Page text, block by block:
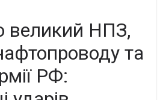
великий НПЗ,
та
РФ: